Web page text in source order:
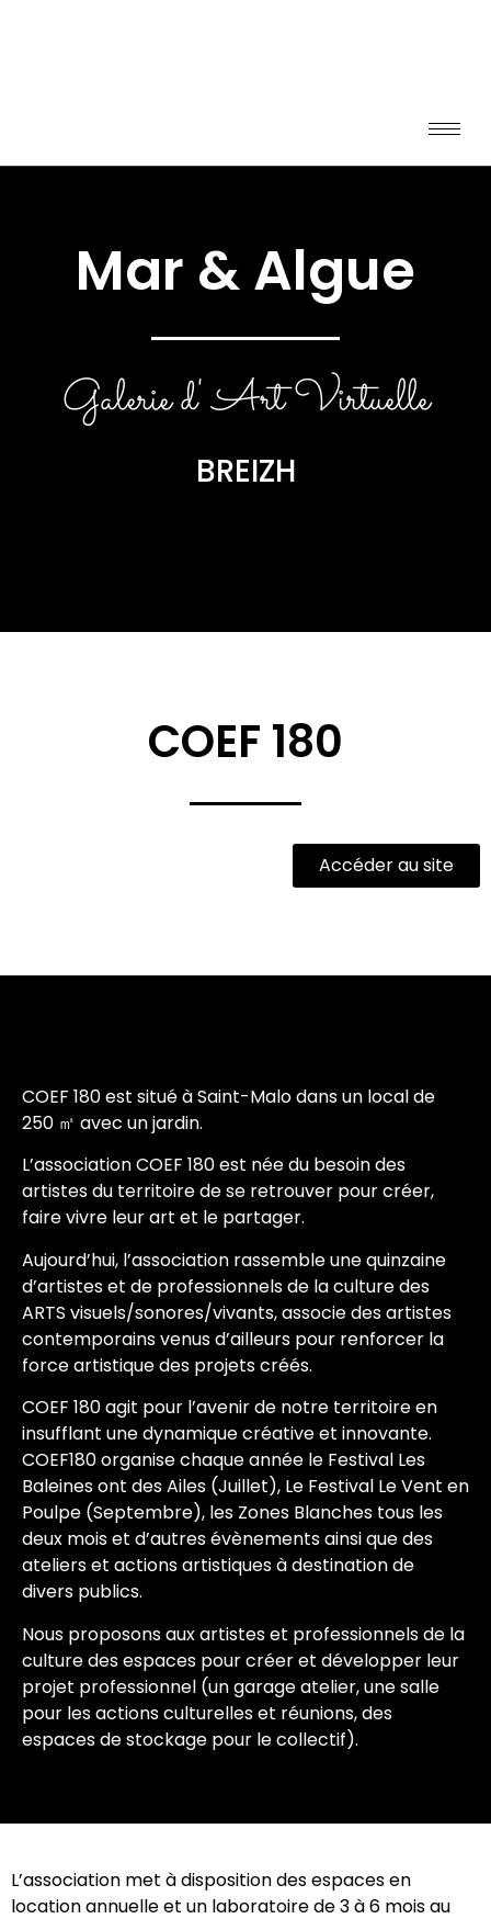
Mar & Algue
Galerie d' Art Virtuelle
BREIZH
COEF 180
Accéder au site
COEF 180 est situé à Saint-Malo dans un local de
250 ㎡ avec un jardin.
L’association COEF 180 est née du besoin des
artistes du territoire de se retrouver pour créer,
faire vivre leur art et le partager.
Aujourd’hui, l’association rassemble une quinzaine
d’artistes et de professionnels de la culture des
ARTS visuels/sonores/vivants, associe des artistes
contemporains venus d’ailleurs pour renforcer la
force artistique des projets créés.
COEF 180 agit pour l’avenir de notre territoire en
insufflant une dynamique créative et innovante.
COEF180 organise chaque année le Festival Les
Baleines ont des Ailes (Juillet), Le Festival Le Vent en
Poulpe (Septembre), les Zones Blanches tous les
deux mois et d’autres évènements ainsi que des
ateliers et actions artistiques à destination de
divers publics.
Nous proposons aux artistes et professionnels de la
culture des espaces pour créer et développer leur
projet professionnel (un garage atelier, une salle
pour les actions culturelles et réunions, des
espaces de stockage pour le collectif).
L’association met à disposition des espaces en
location annuelle et un laboratoire de 3 à 6 mois au